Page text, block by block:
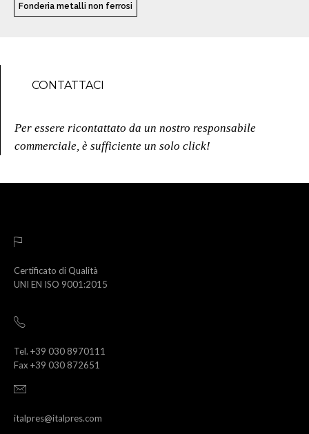
Fonderia metalli non ferrosi
CONTATTACI
Per essere ricontattato da un nostro responsabile
commerciale, è sufficiente un solo click!
Certificato di Qualità
UNI EN ISO 9001:2015
Tel. +39 030 8970111
Fax +39 030 872651
italpres@italpres.com